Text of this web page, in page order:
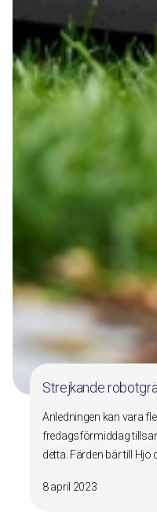
Strejkande
Anledningen kan vara
fredagsförmiddag
detta. Färden bär till Hjo
8 april 2023